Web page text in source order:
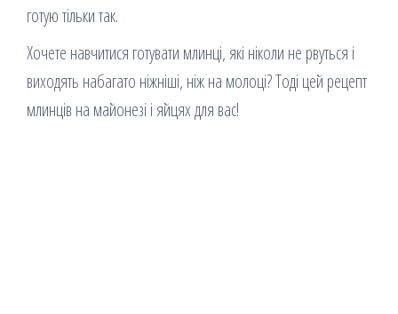
готую тільки так.
Хочете навчитися готувати млинці, які ніколи не рвуться і
виходять набагато ніжніші, ніж на молоці? Тоді цей рецепт
млинців на майонезі і яйцях для вас!